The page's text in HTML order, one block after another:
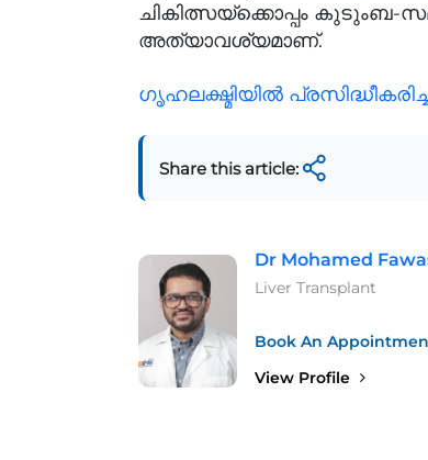
ചികിത്സയ്‌ക്കൊപ്പം
അത്യാവശ്യമാണ്.
ഗൃഹലക്ഷ്മിയില്‍
Share this article:
Dr Mohamed
Liver Transplant
Book An
View Profile